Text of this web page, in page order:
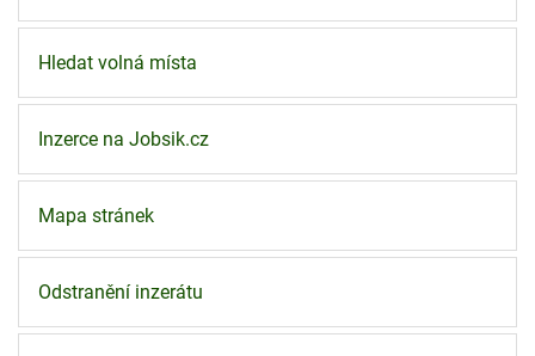
Hledat volná místa
Inzerce na Jobsik.cz
Mapa stránek
Odstranění inzerátu